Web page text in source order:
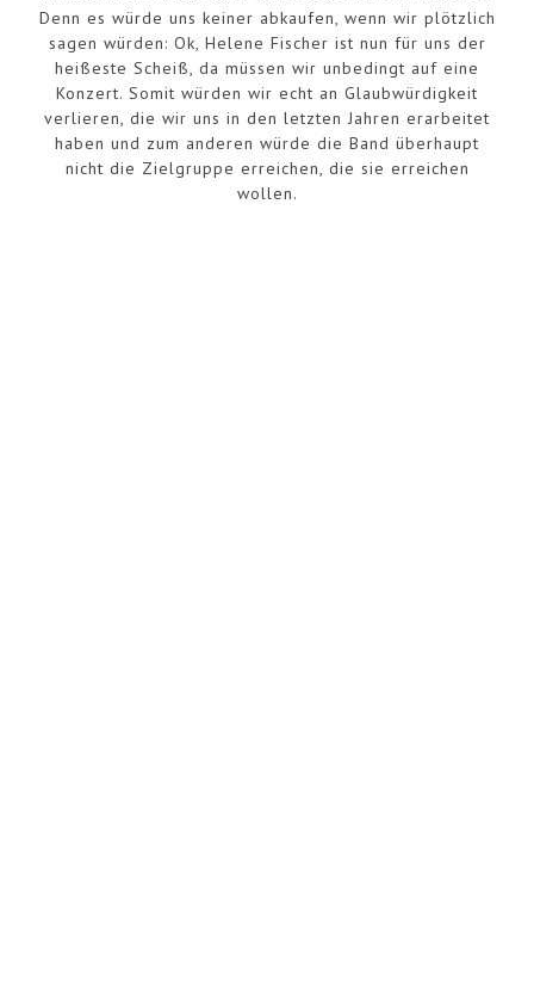
Denn es würde uns keiner abkaufen, wenn wir plötzlich
sagen würden: Ok, Helene Fischer ist nun für uns der
heißeste Scheiß, da müssen wir unbedingt auf eine
Konzert. Somit würden wir echt an Glaubwürdigkeit
verlieren, die wir uns in den letzten Jahren erarbeitet
haben und zum anderen würde die Band überhaupt
nicht die Zielgruppe erreichen, die sie erreichen
wollen.